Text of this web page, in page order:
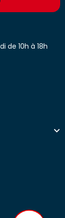
de 10h à 18h
